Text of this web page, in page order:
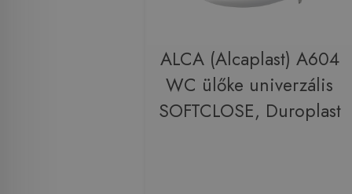
ALCA (Alcaplast) A604
WC ülőke univerzális
SOFTCLOSE, Duroplast